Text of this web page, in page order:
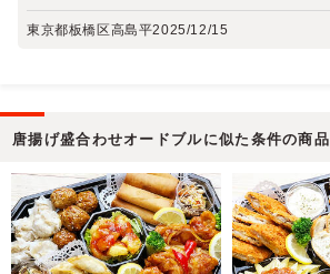
東京都板橋区高島平2025/12/15
唐揚げ盛合わせオードブルに似た条件の商品